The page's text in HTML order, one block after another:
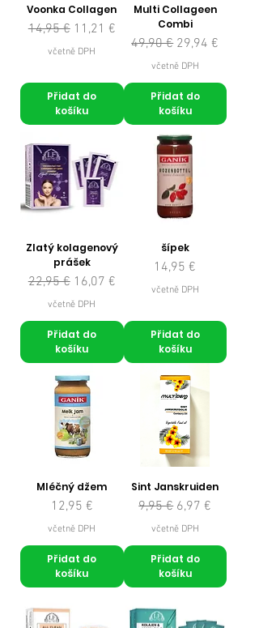
Voonka Collagen
Běžná cena
14,95 € Zvýhodněná cena
11,21 €
včetně DPH
Přidat do
košíku
Multi Collageen
Combi
Běžná cena
49,90 € Zvýhodněná
29,94 €
včetně DPH
Přidat do
košíku
Zlatý kolagenový
prášek
Běžná cena
22,95 € Zvýhodněná cena
16,07 €
včetně DPH
Přidat do
košíku
šípek
Cena
14,95 €
včetně DPH
Přidat do
košíku
Mléčný džem
Cena
12,95 €
včetně DPH
Přidat do
košíku
Sint Janskruiden
Běžná cena
9,95 € Zvýhodněná
6,97 €
včetně DPH
Přidat do
košíku